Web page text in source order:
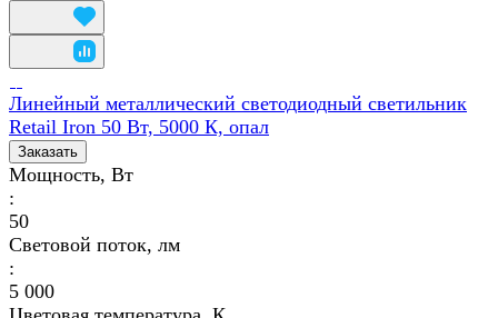
Линейный металлический светодиодный светильник
Retail Iron 50 Вт, 5000 К, опал
Заказать
Мощность, Вт
:
50
Световой поток, лм
:
5 000